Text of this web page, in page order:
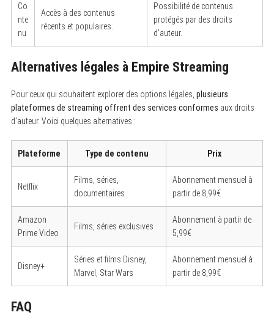
Co
nte
nu
Accès à des contenus
récents et populaires.
Possibilité de contenus
protégés par des droits
d’auteur.
Alternatives légales à Empire Streaming
Pour ceux qui souhaitent explorer des options légales, plusieurs
plateformes de streaming offrent des services conformes aux droits
d’auteur. Voici quelques alternatives :
Plateforme Type de contenu Prix
Netflix
Films, séries,
documentaires
Abonnement mensuel à
partir de 8,99€
Amazon
Prime Video
Films, séries exclusives
Abonnement à partir de
5,99€
Disney+
Séries et films Disney,
Marvel, Star Wars
Abonnement mensuel à
partir de 8,99€
FAQ
h
f
o